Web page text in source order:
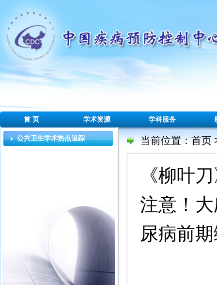
首 页 学术资源 学科服务
公共卫生学术热点追踪 当前位置：首页
《柳叶
注意！
尿病前